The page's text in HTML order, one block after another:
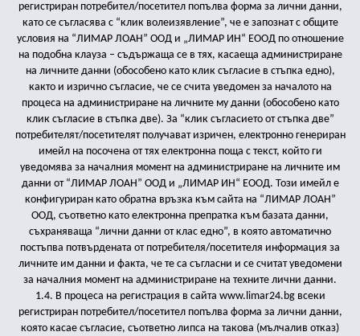
регистриран потребител/посетител попълва форма за лични данни,
като се съгласява с “клик волеизявление”, че е запознат с общите
условия на “ЛИМАР ЛОАН” ООД и „ЛИМАР ИН“ ЕООД по отношение
на подобна клауза – съдържаща се в тях, касаеща администриране
на личните данни (обособено като клик съгласие в стъпка едно),
както и изрично съгласие, че се счита уведомен за началото на
процеса на администриране на личните му данни (обособено като
клик съгласие в стъпка две). За “клик съгласието от стъпка две”
потребителят/посетителят получават изричен, електронно генериран
имейл на посочена от тях електронна поща с текст, който ги
уведомява за началния момент на администриране на личните им
данни от “ЛИМАР ЛОАН” ООД и „ЛИМАР ИН“ ЕООД. Този имейл е
конфигуриран като обратна връзка към сайта на “ЛИМАР ЛОАН”
ООД, съответно като електронна препратка към базата данни,
съхраняваща “лични данни от клас едно”, в която автоматично
постъпва потвърдената от потребителя/посетителя информация за
личните им данни и факта, че те са съгласни и се считат уведомени
за началния момент на администриране на техните лични данни.
1.4. В процеса на регистрация в сайта www.limar24.bg всеки
регистриран потребител/посетител попълва форма за лични данни,
която касае съгласие, съответно липса на такова (мълчалив отказ)